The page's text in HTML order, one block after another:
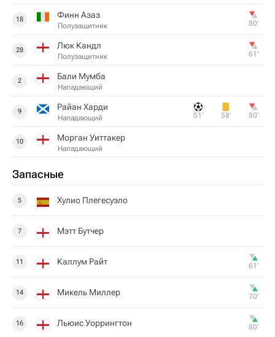
18 Финн Азаз
Полузащитник 80‎’‎
28 Люк Кандл
Полузащитник 61‎’‎
2 Бали Мумба
Нападающий
9 Райан Харди
Нападающий 51‎’‎ 58‎’‎ 80‎’‎
10 Морган Уиттакер
Нападающий
Запасные
5 Хулио Плегесуэло
7 Мэтт Бутчер
11 Каллум Райт 61‎’‎
14 Микель Миллер 70‎’‎
16 Льюис Уоррингтон 80‎’‎